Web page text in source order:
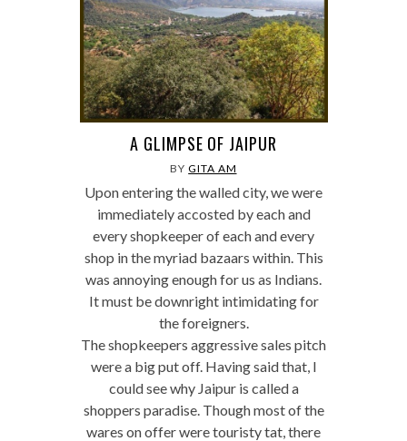
A GLIMPSE OF JAIPUR
BYGITA AM
Upon entering the walled city, we were
immediately accosted by each and
every shopkeeper of each and every
shop in the myriad bazaars within. This
was annoying enough for us as Indians.
It must be downright intimidating for
the foreigners.
The shopkeepers aggressive sales pitch
were a big put off. Having said that, I
could see why Jaipur is called a
shoppers paradise. Though most of the
wares on offer were touristy tat, there